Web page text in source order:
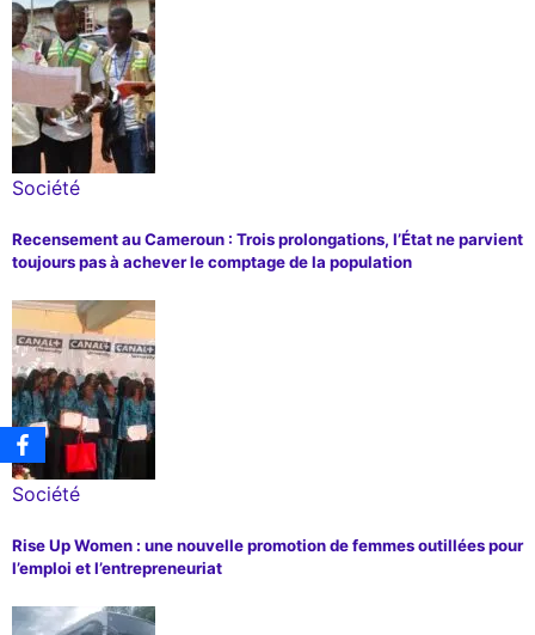
Société
Recensement au Cameroun : Trois prolongations, l’État ne parvient
toujours pas à achever le comptage de la population
Société
Rise Up Women : une nouvelle promotion de femmes outillées pour
l’emploi et l’entrepreneuriat